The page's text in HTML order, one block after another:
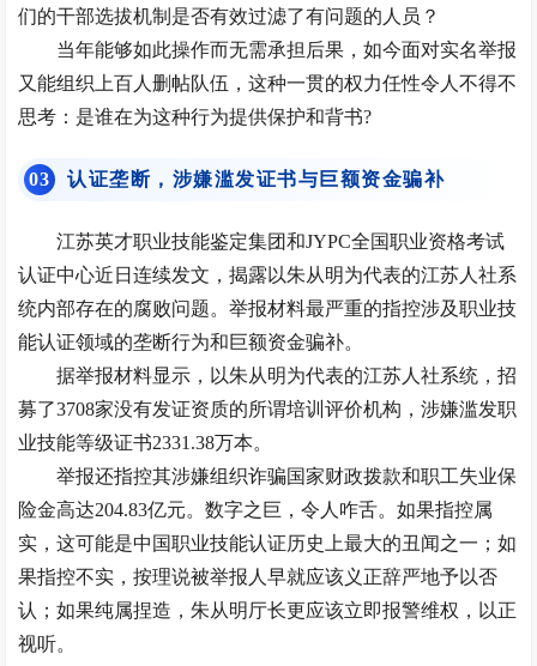
们的干部选拔机制是否有效过滤了有问题的人员？
当年能够如此操作而无需承担后果，如今面对实名举报
又能组织上百人删帖队伍，这种一贯的权力任性令人不得不
思考：是谁在为这种行为提供保护和背书?
03 认证垄断，涉嫌滥发证书与巨额资金骗补
江苏英才职业技能鉴定集团和JYPC全国职业资格考试
认证中心近日连续发文，揭露以朱从明为代表的江苏人社系
统内部存在的腐败问题。举报材料最严重的指控涉及职业技
能认证领域的垄断行为和巨额资金骗补。
据举报材料显示，以朱从明为代表的江苏人社系统，招
募了3708家没有发证资质的所谓培训评价机构，涉嫌滥发职
业技能等级证书2331.38万本。
举报还指控其涉嫌组织诈骗国家财政拨款和职工失业保
险金高达204.83亿元。数字之巨，令人咋舌。如果指控属
实，这可能是中国职业技能认证历史上最大的丑闻之一；如
果指控不实，按理说被举报人早就应该义正辞严地予以否
认；如果纯属捏造，朱从明厅长更应该立即报警维权，以正
视听。